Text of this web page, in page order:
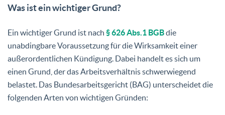
Was ist ein wichtiger Grund?
Ein wichtiger Grund ist nach § 626 Abs.1 BGBdie
unabdingbare Voraussetzung für die Wirksamkeit einer
außerordentlichen Kündigung. Dabei handelt es sich um
einen Grund, der das Arbeitsverhältnis schwerwiegend
belastet. Das Bundesarbeitsgericht (BAG) unterscheidet die
folgenden Arten von wichtigen Gründen: